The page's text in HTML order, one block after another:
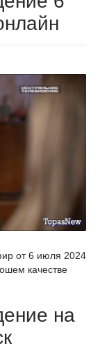
от 6 июля 2024
качестве
на